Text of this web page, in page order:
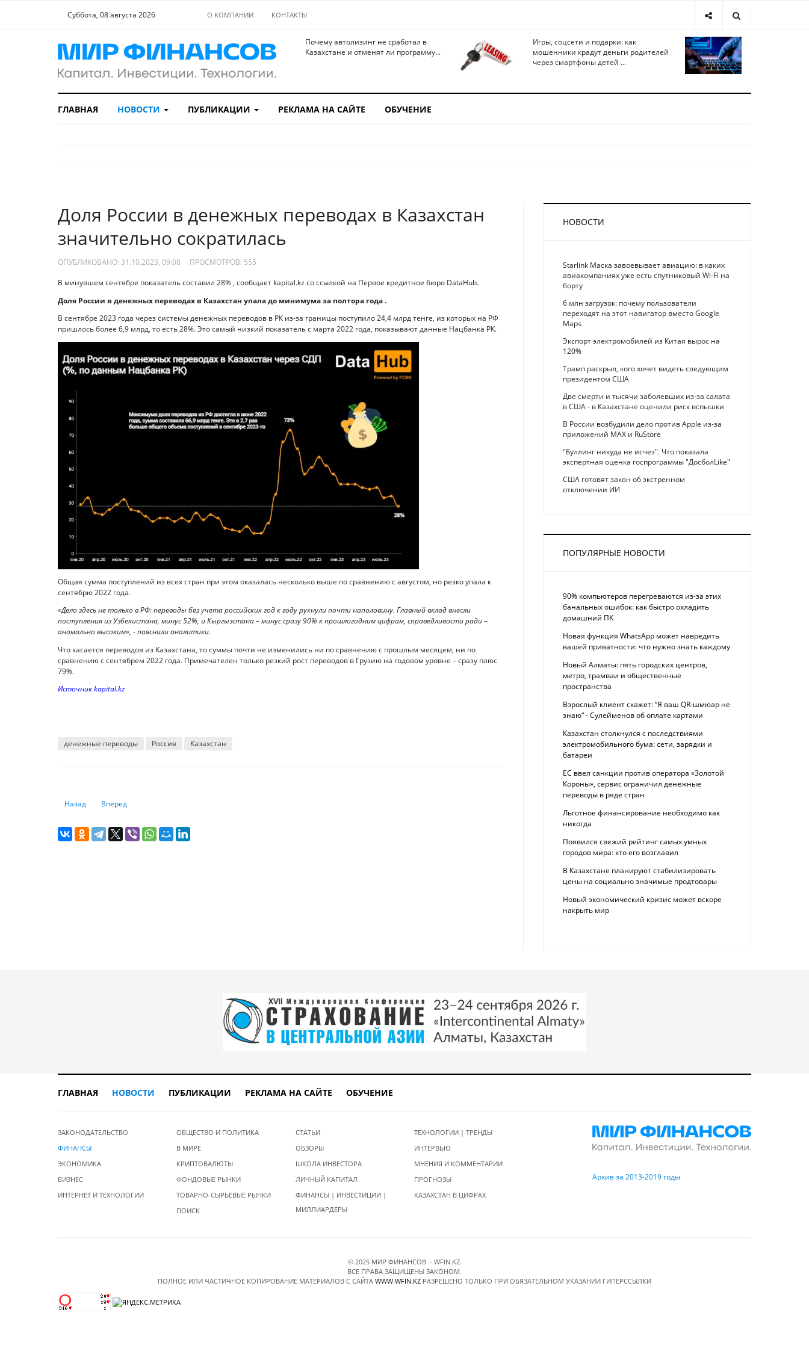
Суббота, 08 августа 2026 О КОМПАНИИ КОНТАКТЫ
Почему автолизинг не сработал в
Казахстане и отменят ли программу...
Игры, соцсети и подарки: как
мошенники крадут деньги родителей
через смартфоны детей ...
ГЛАВНАЯ НОВОСТИ ПУБЛИКАЦИИ РЕКЛАМА НА САЙТЕ ОБУЧЕНИЕ
Доля России в денежных переводах в Казахстан
значительно сократилась
ОПУБЛИКОВАНО: 31.10.2023, 09:08 ПРОСМОТРОВ: 555
В минувшем сентябре показатель составил 28% , сообщает kapital.kz со ссылкой на Первое кредитное бюро DataHub.
Доля России в денежных переводах в Казахстан упала до минимума за полтора года .
В сентябре 2023 года через системы денежных переводов в РК из-за границы поступило 24,4 млрд тенге, из которых на РФ
пришлось более 6,9 млрд, то есть 28%. Это самый низкий показатель с марта 2022 года, показывают данные Нацбанка РК.
Общая сумма поступлений из всех стран при этом оказалась несколько выше по сравнению с августом, но резко упала к
сентябрю 2022 года.
«Дело здесь не только в РФ: переводы без учета российских год к году рухнули почти наполовину. Главный вклад внесли
поступления из Узбекистана, минус 52%, и Кыргызстана – минус сразу 90% к прошлогодним цифрам, справедливости ради –
аномально высоким», - пояснили аналитики.
Что касается переводов из Казахстана, то суммы почти не изменились ни по сравнению с прошлым месяцем, ни по
сравнению с сентябрем 2022 года. Примечателен только резкий рост переводов в Грузию на годовом уровне – сразу плюс
79%.
Источник kapital.kz
денежные переводы Россия Казахстан
Предыдущий: Институт банкротства физлиц хотят усовершенствовать в Казахстане
Назад Следующий: Пенсионные активы: какой инвестдоход получили частные управляющие
Вперед
НОВОСТИ
Starlink Маска завоевывает авиацию: в каких
авиакомпаниях уже есть спутниковый Wi-Fi на
борту
6 млн загрузок: почему пользователи
переходят на этот навигатор вместо Google
Maps
Экспорт электромобилей из Китая вырос на
120%
Трамп раскрыл, кого хочет видеть следующим
президентом США
Две смерти и тысячи заболевших из-за салата
в США - в Казахстане оценили риск вспышки
В России возбудили дело против Apple из-за
приложений MAX и RuStore
"Буллинг никуда не исчез". Что показала
экспертная оценка госпрограммы "ДосболLike"
США готовят закон об экстренном
отключении ИИ
ПОПУЛЯРНЫЕ НОВОСТИ
90% компьютеров перегреваются из-за этих
банальных ошибок: как быстро охладить
домашний ПК
Новая функция WhatsApp может навредить
вашей приватности: что нужно знать каждому
Новый Алматы: пять городских центров,
метро, трамваи и общественные
пространства
Взрослый клиент скажет: “Я ваш QR-шмюар не
знаю“ - Сулейменов об оплате картами
Казахстан столкнулся с последствиями
электромобильного бума: сети, зарядки и
батареи
ЕС ввел санкции против оператора «Золотой
Короны», сервис ограничил денежные
переводы в ряде стран
Льготное финансирование необходимо как
никогда
Появился свежий рейтинг самых умных
городов мира: кто его возглавил
В Казахстане планируют стабилизировать
цены на социально значимые продтовары
Новый экономический кризис может вскоре
накрыть мир
ГЛАВНАЯ НОВОСТИ ПУБЛИКАЦИИ РЕКЛАМА НА САЙТЕ ОБУЧЕНИЕ
ЗАКОНОДАТЕЛЬСТВО
ФИНАНСЫ
ЭКОНОМИКА
БИЗНЕС
ИНТЕРНЕТ И ТЕХНОЛОГИИ
ОБЩЕСТВО И ПОЛИТИКА
В МИРЕ
КРИПТОВАЛЮТЫ
ФОНДОВЫЕ РЫНКИ
ТОВАРНО-СЫРЬЕВЫЕ РЫНКИ
ПОИСК
СТАТЬИ
ОБЗОРЫ
ШКОЛА ИНВЕСТОРА
ЛИЧНЫЙ КАПИТАЛ
ФИНАНСЫ | ИНВЕСТИЦИИ |
МИЛЛИАРДЕРЫ
ТЕХНОЛОГИИ | ТРЕНДЫ
ИНТЕРВЬЮ
МНЕНИЯ И КОММЕНТАРИИ
ПРОГНОЗЫ
КАЗАХСТАН В ЦИФРАХ
Архив за 2013-2019 годы
© 2025 МИР ФИНАНСОВ - WFIN.KZ.
ВСЕ ПРАВА ЗАЩИЩЕНЫ ЗАКОНОМ.
ПОЛНОЕ ИЛИ ЧАСТИЧНОЕ КОПИРОВАНИЕ МАТЕРИАЛОВ C САЙТА WWW.WFIN.KZ РАЗРЕШЕНО ТОЛЬКО ПРИ ОБЯЗАТЕЛЬНОМ УКАЗАНИИ ГИПЕРССЫЛКИ